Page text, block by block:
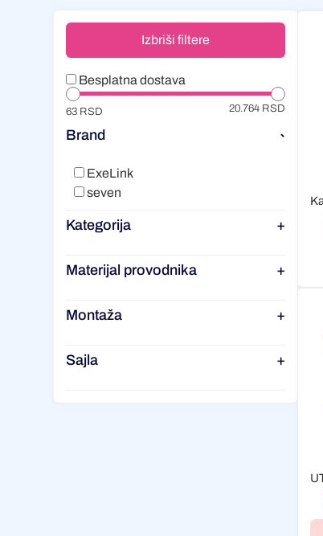
Izbriši filtere
Besplatna dostava
63 RSD 20.764 RSD
Brand -
ExeLink
seven
Kategorija +
Materijal provodnika +
Montaža +
Sajla +